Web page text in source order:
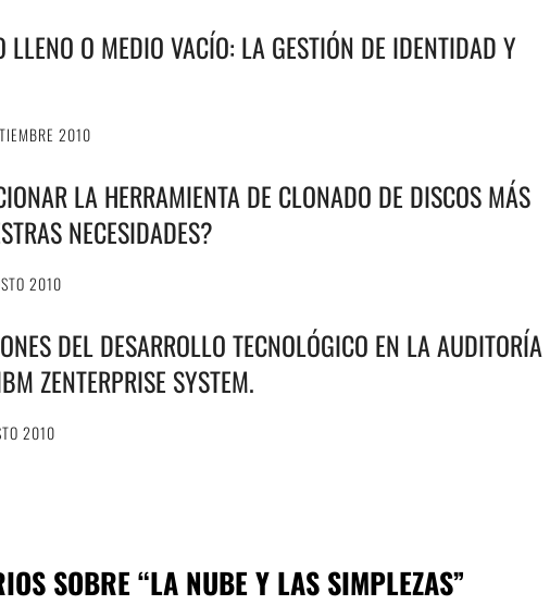
LLENO O MEDIO VACÍO: LA GESTIÓN DE IDENTIDAD Y
2010
LA HERRAMIENTA DE CLONADO DE DISCOS MÁS
NECESIDADES?
2010
DEL DESARROLLO TECNOLÓGICO EN LA AUDITORÍA
ZENTERPRISE SYSTEM.
2010
SOBRE “LA NUBE Y LAS SIMPLEZAS”